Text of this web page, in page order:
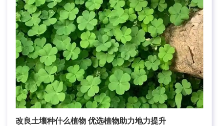
改良土壤种什么植物 优选植物助力地力提升